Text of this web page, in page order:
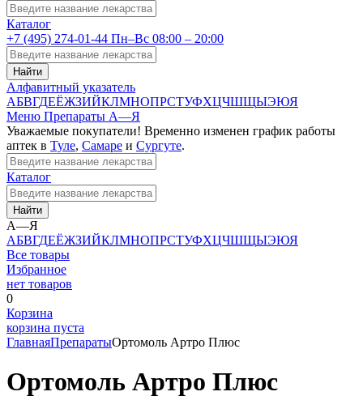
Каталог
+7 (495) 274-01-44 Пн–Вс 08:00 – 20:00
Найти
Алфавитный указатель
АБВГДЕЁЖЗИЙКЛМНОПРСТУФХЦЧШЩЫЭЮЯ
Меню Препараты А—Я
Уважаемые покупатели! Временно изменен график работы
аптек в Туле, Самаре и Сургуте.
Каталог
Найти
А—Я
АБВГДЕЁЖЗИЙКЛМНОПРСТУФХЦЧШЩЫЭЮЯ
Все товары
Избранное
нет товаров
0
Корзина
корзина пуста
ГлавнаяПрепаратыОртомоль Артро Плюс
Ортомоль Артро Плюс